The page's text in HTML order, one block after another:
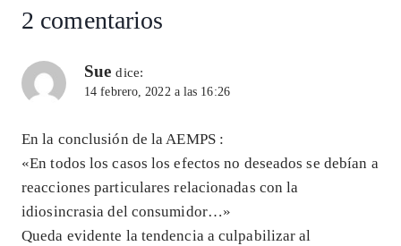
2 comentarios
Sue dice:
14 febrero, 2022 a las 16:26
En la conclusión de la AEMPS :
«En todos los casos los efectos no deseados se debían a
reacciones particulares relacionadas con la
idiosincrasia del consumidor…»
Queda evidente la tendencia a culpabilizar al